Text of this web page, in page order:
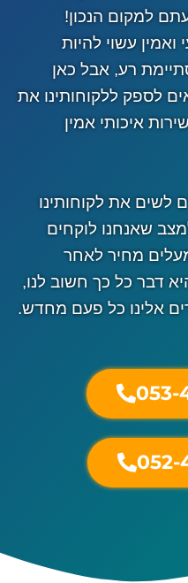
למקום הנכון!
עשוי להיות
רע, אבל כאן
לספק ללקוחותינו את
איכותי אמין
לשים את לקוחותינו
שאנחנו לוקחים
מחיר לאחר
דבר כל כך חשוב לנו,
אלינו כל פעם מחדש.
053-
052-